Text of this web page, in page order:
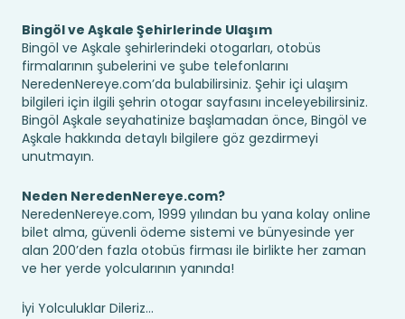
Bingöl ve Aşkale Şehirlerinde Ulaşım
Bingöl ve Aşkale şehirlerindeki otogarları, otobüs
firmalarının şubelerini ve şube telefonlarını
NeredenNereye.com’da bulabilirsiniz. Şehir içi ulaşım
bilgileri için ilgili şehrin otogar sayfasını inceleyebilirsiniz.
Bingöl Aşkale seyahatinize başlamadan önce, Bingöl ve
Aşkale hakkında detaylı bilgilere göz gezdirmeyi
unutmayın.
Neden NeredenNereye.com?
NeredenNereye.com, 1999 yılından bu yana kolay online
bilet alma, güvenli ödeme sistemi ve bünyesinde yer
alan 200’den fazla otobüs firması ile birlikte her zaman
ve her yerde yolcularının yanında!
İyi Yolculuklar Dileriz...